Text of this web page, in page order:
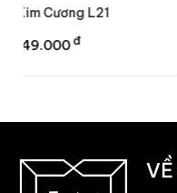
Lắc Tay Kim